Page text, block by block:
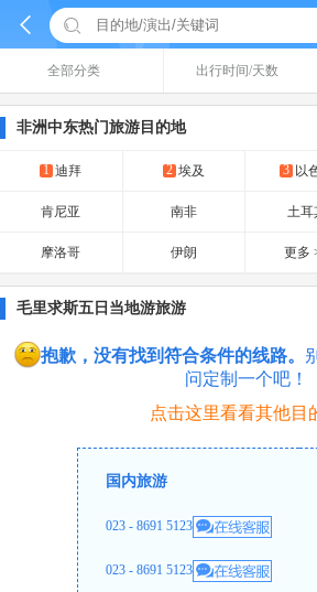
 
全部分类 出行时间/天数
非洲中东热门旅游目的地
1 迪拜 2 埃及 3 以
肯尼亚 南非 土耳
摩洛哥 伊朗 更多
毛里求斯五日当地游旅游
抱歉，没有找到符合条件的线路。
问定制一个吧！
点击这里看看其他目
国内旅游
023 - 8691 5123
023 - 8691 5123